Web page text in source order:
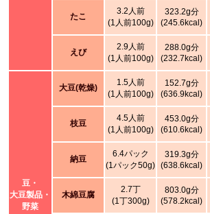
たこ
3.2人前
(1人前100g)
323.2g分
(245.6kcal)
えび
2.9人前
(1人前100g)
288.0g分
(232.7kcal)
豆・
大豆製品・
野菜
大豆(乾燥)
1.5人前
(1人前100g)
152.7g分
(636.9kcal)
枝豆
4.5人前
(1人前100g)
453.0g分
(610.6kcal)
納豆
6.4パック
(1パック50g)
319.3g分
(638.6kcal)
木綿豆腐
2.7丁
(1丁300g)
803.0g分
(578.2kcal)